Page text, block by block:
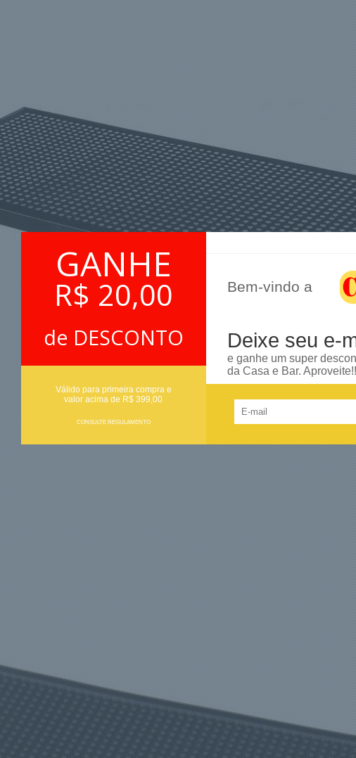
GANHE
R$ 20,00
de DESCONTO
Válido para primeira compra e
valor acima de R$ 399,00
CONSULTE REGULAMENTO
Bem-vindo a
Deixe seu e-
e ganhe um super
da Casa e Bar.